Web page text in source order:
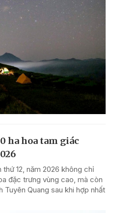
ha hoa tam giác
12, năm 2026 không chỉ
đặc trưng vùng cao, mà còn
Tuyên Quang sau khi hợp nhất